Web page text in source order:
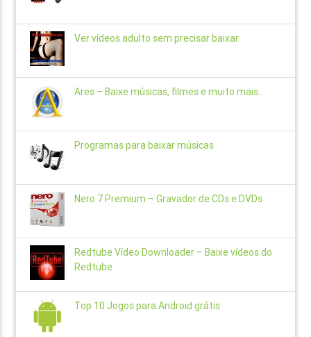
Ver vídeos adulto sem precisar baixar
Ares – Baixe músicas, filmes e muito mais..
Programas para baixar músicas
Nero 7 Premium – Gravador de CDs e DVDs
Redtube Vídeo Downloader – Baixe vídeos do
Redtube
Top 10 Jogos para Android grátis